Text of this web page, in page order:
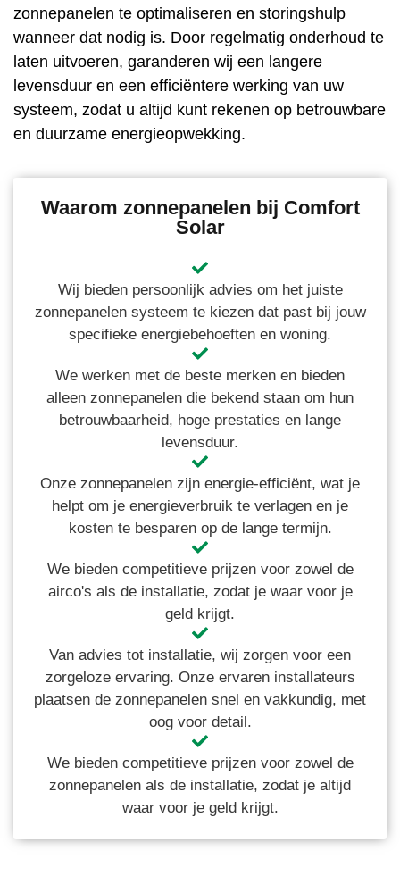
zonnepanelen te optimaliseren en storingshulp
wanneer dat nodig is. Door regelmatig onderhoud te
laten uitvoeren, garanderen wij een langere
levensduur en een efficiëntere werking van uw
systeem, zodat u altijd kunt rekenen op betrouwbare
en duurzame energieopwekking.
Waarom zonnepanelen bij Comfort
Solar
Wij bieden persoonlijk advies om het juiste
zonnepanelen systeem te kiezen dat past bij jouw
specifieke energiebehoeften en woning.
We werken met de beste merken en bieden
alleen zonnepanelen die bekend staan om hun
betrouwbaarheid, hoge prestaties en lange
levensduur.
Onze zonnepanelen zijn energie-efficiënt, wat je
helpt om je energieverbruik te verlagen en je
kosten te besparen op de lange termijn.
We bieden competitieve prijzen voor zowel de
airco's als de installatie, zodat je waar voor je
geld krijgt.
Van advies tot installatie, wij zorgen voor een
zorgeloze ervaring. Onze ervaren installateurs
plaatsen de zonnepanelen snel en vakkundig, met
oog voor detail.
We bieden competitieve prijzen voor zowel de
zonnepanelen als de installatie, zodat je altijd
waar voor je geld krijgt.